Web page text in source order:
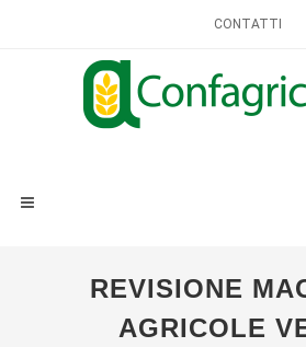
CONTATTI
REVISIONE
AGRICOLE